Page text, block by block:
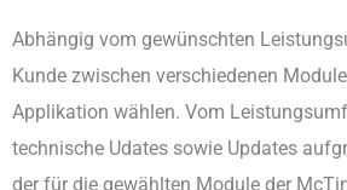
Abhängig vom gewünschten
Kunde zwischen verschiedenen
Applikation wählen. Vom
technische Udates sowie Updates
der für die gewählten Module der